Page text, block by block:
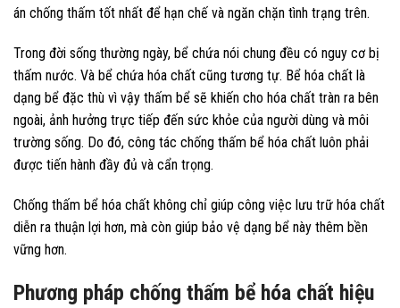
án chống thấm tốt nhất để hạn chế và ngăn chặn tình trạng trên.
Trong đời sống thường ngày, bể chứa nói chung đều có nguy cơ bị
thấm nước. Và bể chứa hóa chất cũng tương tự. Bể hóa chất là
dạng bể đặc thù vì vậy thấm bể sẽ khiến cho hóa chất tràn ra bên
ngoài, ảnh hưởng trực tiếp đến sức khỏe của người dùng và môi
trường sống. Do đó, công tác chống thấm bể hóa chất luôn phải
được tiến hành đầy đủ và cẩn trọng.
Chống thấm bể hóa chất không chỉ giúp công việc lưu trữ hóa chất
diễn ra thuận lợi hơn, mà còn giúp bảo vệ dạng bể này thêm bền
vững hơn.
Phương pháp chống thấm bể hóa chất hiệu